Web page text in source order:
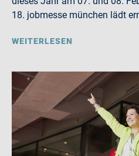
18. jobmesse münchen lädt
WEITERLESEN